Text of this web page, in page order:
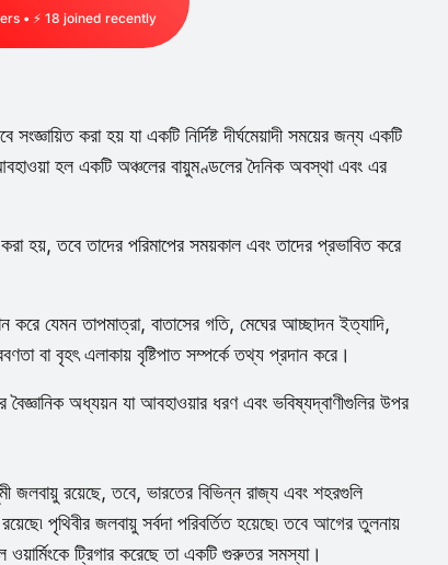
• ⚡ 18 joined recently
করা হয় যা একটি নির্দিষ্ট দীর্ঘমেয়াদী সময়ের জন্য একটি
হল একটি অঞ্চলের বায়ুমণ্ডলের দৈনিক অবস্থা এবং এর
হয়, তবে তাদের পরিমাপের সময়কাল এবং তাদের প্রভাবিত করে
করে যেমন তাপমাত্রা, বাতাসের গতি, মেঘের আচ্ছাদন ইত্যাদি,
বা বৃহৎ এলাকায় বৃষ্টিপাত সম্পর্কে তথ্য প্রদান করে।
অধ্যয়ন যা আবহাওয়ার ধরণ এবং ভবিষ্যদ্বাণীগুলির উপর
জলবায়ু রয়েছে, তবে, ভারতের বিভিন্ন রাজ্য এবং শহরগুলি
পৃথিবীর জলবায়ু সর্বদা পরিবর্তিত হয়েছে৷ তবে আগের তুলনায়
ট্রিগার করেছে তা একটি গুরুতর সমস্যা।